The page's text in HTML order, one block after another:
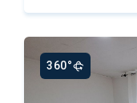
360°